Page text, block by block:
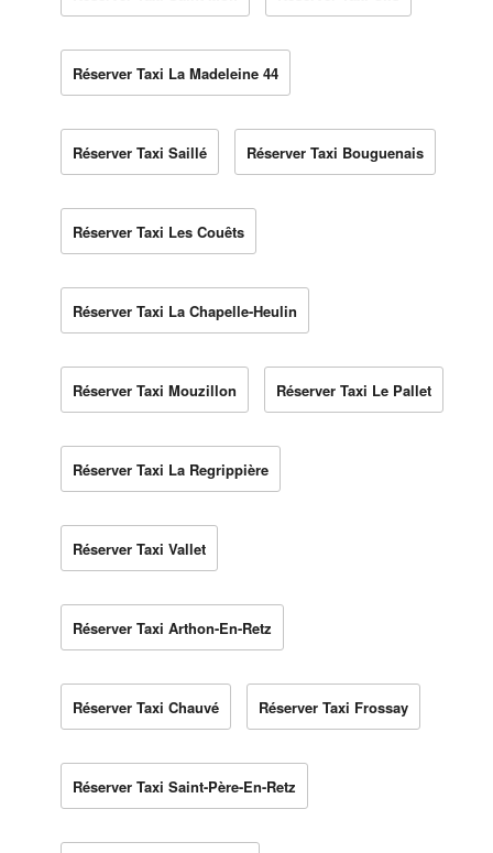
Réserver Taxi La Madeleine 44
Réserver Taxi Saillé Réserver Taxi Bouguenais
Réserver Taxi Les Couêts
Réserver Taxi La Chapelle-Heulin
Réserver Taxi Mouzillon Réserver Taxi Le Pallet
Réserver Taxi La Regrippière
Réserver Taxi Vallet
Réserver Taxi Arthon-En-Retz
Réserver Taxi Chauvé Réserver Taxi Frossay
Réserver Taxi Saint-Père-En-Retz